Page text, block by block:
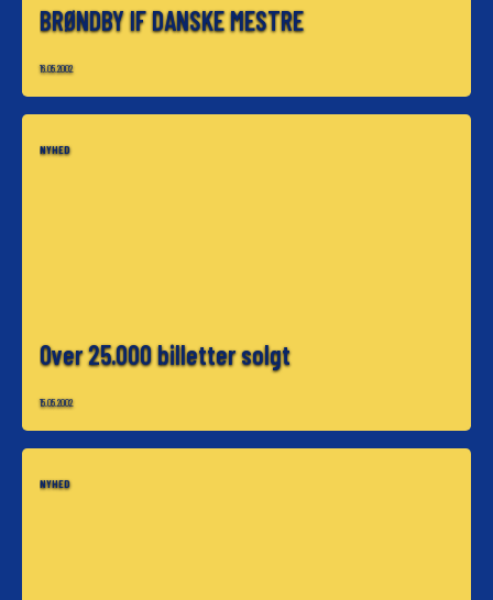
BRØNDBY IF DANSKE MESTRE
16.05.2002
NYHED
Over 25.000 billetter solgt
15.05.2002
NYHED